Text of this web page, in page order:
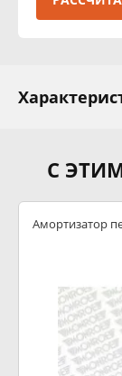
С
Амортизатор